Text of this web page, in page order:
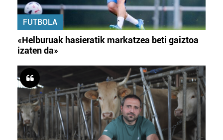
FUTBOLA
«Helburuak hasieratik markatzea beti gaiztoa
izaten da»